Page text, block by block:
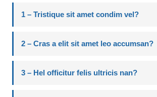
1 – Tristique sit amet condim vel?
2 – Cras a elit sit amet leo accumsan?
3 – Hel officitur felis ultricis nan?